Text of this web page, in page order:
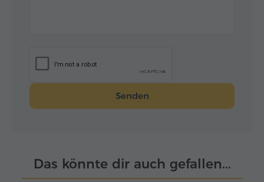
Senden
Das könnte dir auch gefallen...